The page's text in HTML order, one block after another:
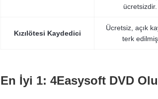
ücretsizdir.
Kızılötesi Kaydedici
Ücretsiz, açık
terk edilmiş
En İyi 1: 4Easysoft DVD